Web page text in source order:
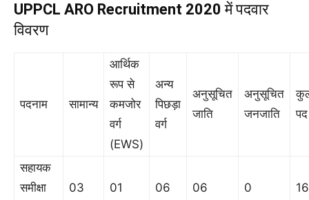
UPPCL ARO Recruitment 2020 में पदवार
विवरण
पदनाम सामान्य
आर्थिक
रूप से
कमजोर
वर्ग
(EWS)
अन्य
पिछड़ा
वर्ग
अनुसूचित
जाति
अनुसूचित
जनजाति
पद
सहायक
समीक्षा
03 01 06 06 0 16